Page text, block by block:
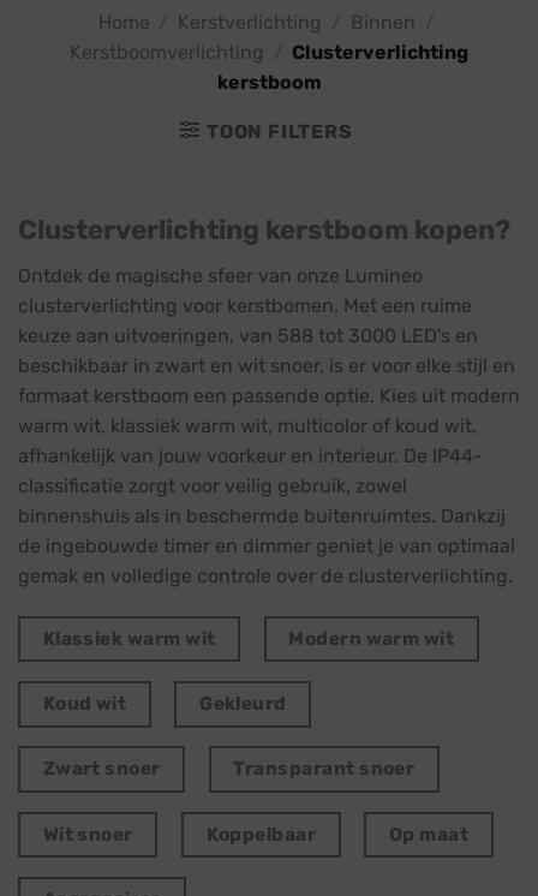
Home Kerstverlichting Binnen
Kerstboomverlichting
Clusterverlichting
kerstboom
TOON FILTERS
Clusterverlichting kerstboom kopen?
Ontdek de magische sfeer van onze Lumineo
clusterverlichting voor kerstbomen. Met een ruime
keuze aan uitvoeringen, van 588 tot 3000 LED's en
beschikbaar in zwart en wit snoer, is er voor elke stijl en
formaat kerstboom een passende optie. Kies uit modern
warm wit, klassiek warm wit, multicolor of koud wit,
afhankelijk van jouw voorkeur en interieur. De IP44-
classificatie zorgt voor veilig gebruik, zowel
binnenshuis als in beschermde buitenruimtes. Dankzij
de ingebouwde timer en dimmer geniet je van optimaal
gemak en volledige controle over de clusterverlichting.
Klassiek warm wit Modern warm wit
Koud wit Gekleurd
Zwart snoer Transparant snoer
Wit snoer Koppelbaar Op maat